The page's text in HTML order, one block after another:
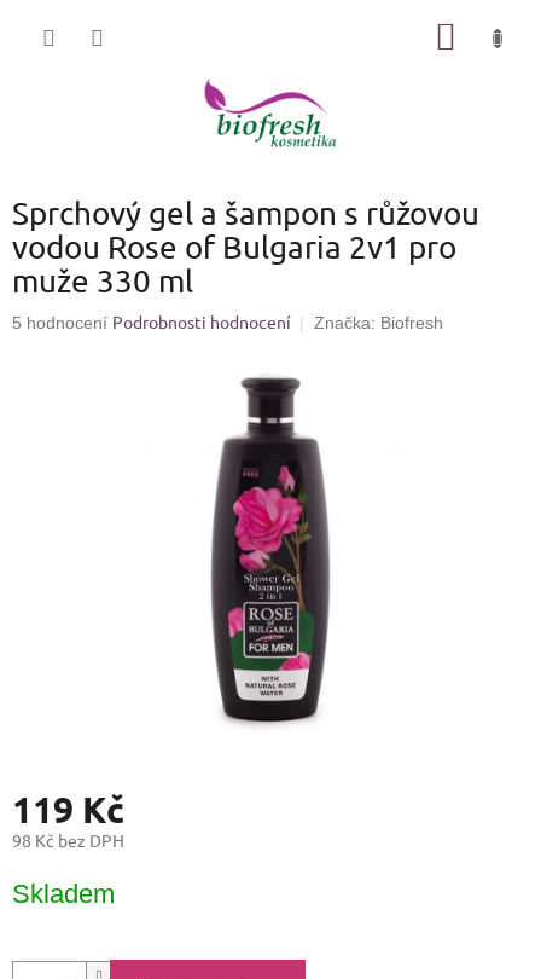
Sprchový gel a šampon s růžovou
vodou Rose of Bulgaria 2v1 pro
muže 330 ml
Průměrné
5 hodnocení Podrobnosti hodnocení Značka: Biofresh
119 Kč
98 Kč bez DPH
cena:
Skladem